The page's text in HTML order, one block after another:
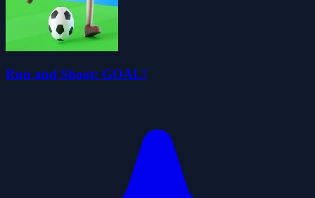
Run and Shoot: GOAL!